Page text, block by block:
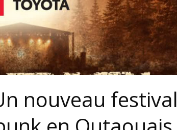
nouveau festival